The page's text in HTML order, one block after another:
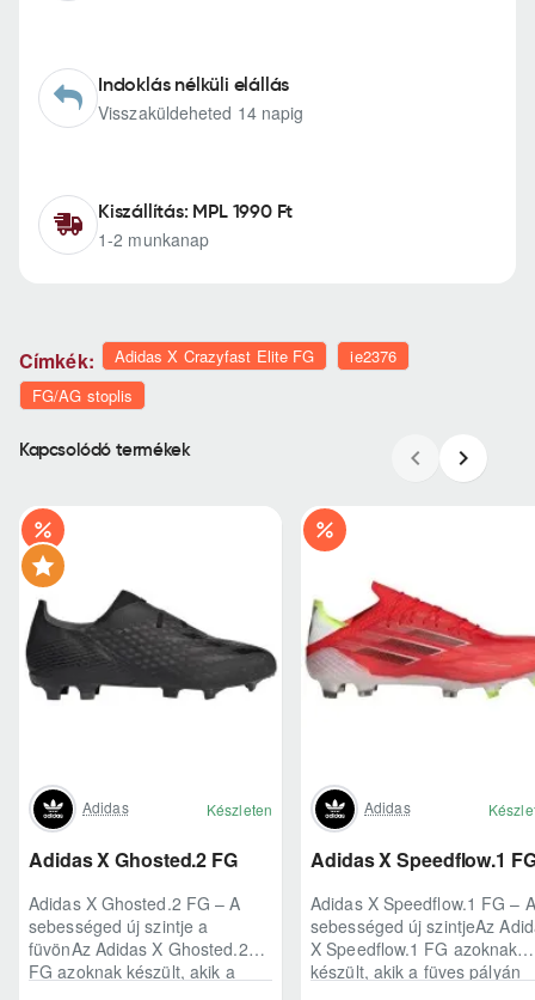
Indoklás nélküli elállás
Visszaküldeheted 14 napig
Kiszállítás: MPL 1990 Ft
1-2 munkanap
Címkék: Adidas X Crazyfast Elite FG
ie2376
FG/AG stoplis
Kapcsolódó termékek
Adidas Készleten
Adidas X Ghosted.2 FG
Adidas X Ghosted.2 FG – A
sebességed új szintje a
füvönAz Adidas X Ghosted.2
FG azoknak készült, akik a
Adidas
Adidas X Speedflow.1
Adidas X Speedflow.1 FG – A
sebességed új szintjeAz
X Speedflow.1 FG azoknak
készült, akik a füves pályán